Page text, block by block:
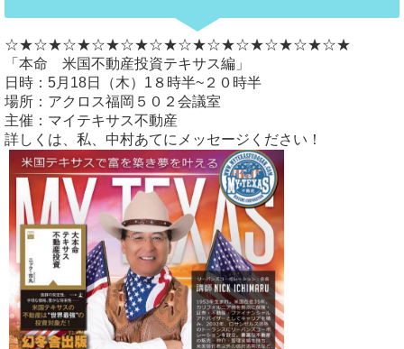
☆★☆★☆★☆★☆★☆★☆★☆★☆★☆★☆★☆★
「本命 米国不動産投資テキサス編」
日時：5月18日（木）1８時半~２０時半
場所：アクロス福岡５０２会議室
主催：マイテキサス不動産
詳しくは、私、中村あてにメッセージください！